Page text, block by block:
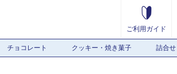
ご利用ガイド
チョコレート クッキー・焼き菓子 詰合せ